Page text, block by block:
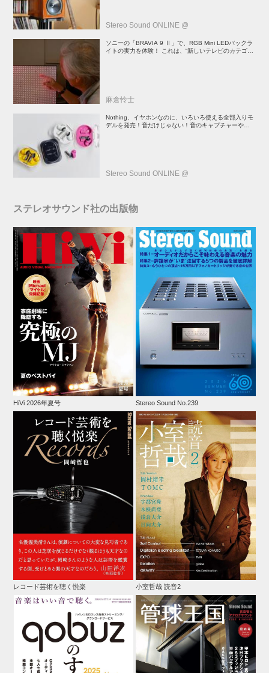
Stereo Sound ONLINE @
ソニーの「BRAVIA 9 Ⅱ」で、RGB Mini LEDバックラ
イトの実力を体験！ これは、“新しいテレビのカテゴリ
麻倉怜士
Nothing、イヤホンなのに、いろいろ使える全部入りモ
デルを発売！音だけじゃない！音のキャプチャーや、会
Stereo Sound ONLINE @
ステレオサウンド社の出版物
HiVi 2026年夏号 Stereo Sound No.239
レコード芸術を聴く悦楽 小室哲哉 読音2